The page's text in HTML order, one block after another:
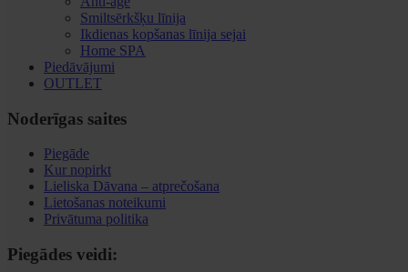
Smiltsērkšķu līnija
Ikdienas kopšanas līnija sejai
Home SPA
Piedāvājumi
OUTLET
Noderīgas saites
Piegāde
Kur nopirkt
Lieliska Dāvana – atprečošana
Lietošanas noteikumi
Privātuma politika
Piegādes veidi: